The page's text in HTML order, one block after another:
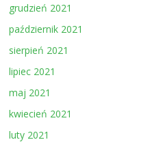
grudzień 2021
październik 2021
sierpień 2021
lipiec 2021
maj 2021
kwiecień 2021
luty 2021